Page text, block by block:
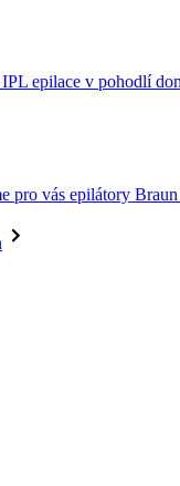
epilace v pohodlí
pro vás epilátory